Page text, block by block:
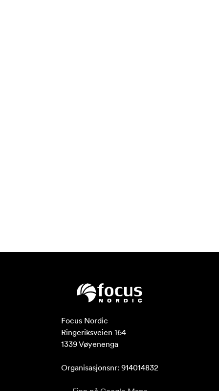
Focus Nordic
Ringeriksveien 164
1339 Vøyenenga
Organisasjonsnr: 914014832